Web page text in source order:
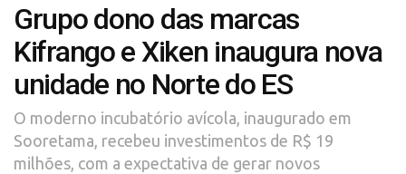
Grupo dono das marcas
Kifrango e Xiken inaugura nova
unidade no Norte do ES
O moderno incubatório avícola, inaugurado em
Sooretama, recebeu investimentos de R$ 19
milhões, com a expectativa de gerar novos